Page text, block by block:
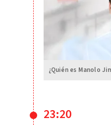
¿Quién es Manolo
23:20